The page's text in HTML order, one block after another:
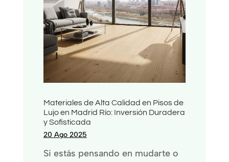
Materiales de Alta Calidad en Pisos de
Lujo en Madrid Río: Inversión Duradera
y Sofisticada
20 Ago 2025
Si estás pensando en mudarte o